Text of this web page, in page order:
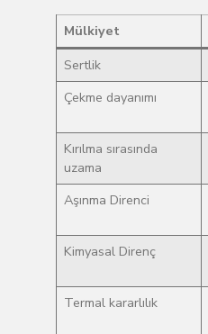
Mülkiyet
Sertlik
Çekme dayanımı
Kırılma sırasında
uzama
Aşınma Direnci
Kimyasal Direnç
Termal kararlılık